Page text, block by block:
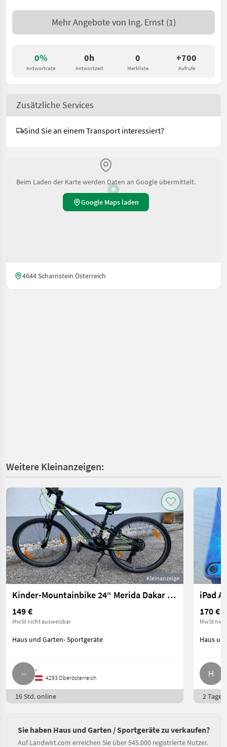
0%
Antwortrate
0h
Antwortzeit
0
Merkliste
+700
Aufrufe
Mehr Angebote von Ing. Ernst (1)
Zusätzliche Services
Sind Sie an einem Transport interessiert?
Beim Laden der Karte werden Daten an Google übermittelt.
Google Maps laden
4644 Scharnstein Österreich
Weitere Kleinanzeigen:
Kleinanzeige
Kinder-Mountainbike 24“ Merida Dakar 624
149 €
MwSt nicht ausweisbar
Haus und Garten- Sportgeräte
-
4293 Oberösterreich
16 Std. online
iPad
170 €
MwSt
Haus
2 Tage
Sie haben Haus und Garten / Sportgeräte zu verkaufen?
Auf Landwirt.com erreichen Sie über 545.000 registrierte Nutzer.